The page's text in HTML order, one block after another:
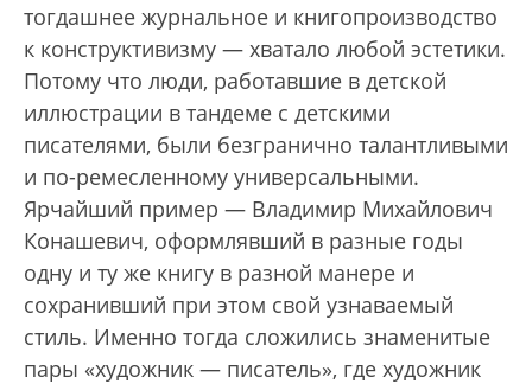
тогдашнее журнальное и книгопроизводство
к конструктивизму — хватало любой эстетики.
Потому что люди, работавшие в детской
иллюстрации в тандеме с детскими
писателями, были безгранично талантливыми
и по-ремесленному универсальными.
Ярчайший пример — Владимир Михайлович
Конашевич, оформлявший в разные годы
одну и ту же книгу в разной манере и
сохранивший при этом свой узнаваемый
стиль. Именно тогда сложились знаменитые
пары «художник — писатель», где художник